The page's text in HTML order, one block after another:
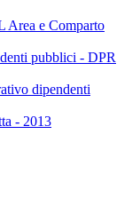
Area e Comparto
pubblici - DPR
dipendenti
- 2013